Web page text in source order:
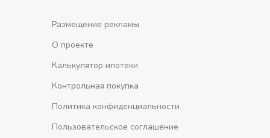
Размещение рекламы
О проекте
Калькулятор ипотеки
Контрольная покупка
Политика конфиденциальности
Пользовательское соглашение